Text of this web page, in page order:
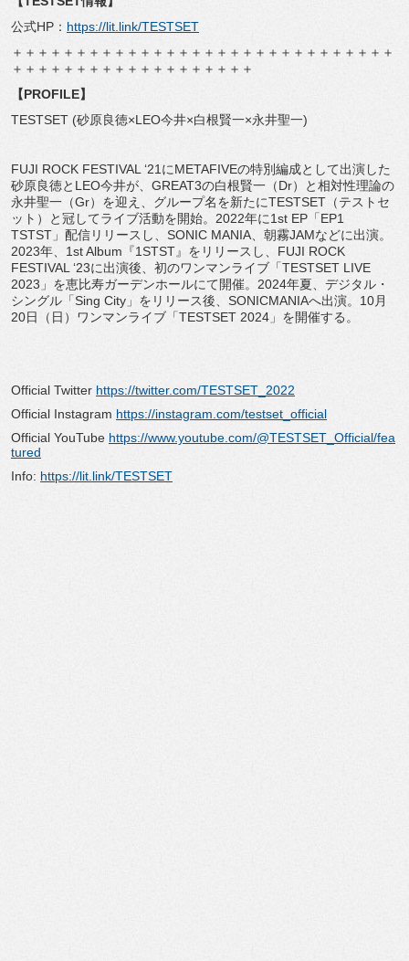
公式HP： https://lit.link/TESTSET
＋＋＋＋＋＋＋＋＋＋＋＋＋＋＋＋＋＋＋＋＋＋＋＋＋＋＋＋＋＋
＋＋＋＋＋＋＋＋＋＋＋＋＋＋＋＋＋＋＋
【PROFILE】
TESTSET (砂原良徳×LEO今井×白根賢一×永井聖一)
FUJI ROCK FESTIVAL ‘21にMETAFIVEの特別編成として出演した
砂原良徳とLEO今井が、GREAT3の白根賢一（Dr）と相対性理論の
永井聖一（Gr）を迎え、グループ名を新たにTESTSET（テストセ
ット）と冠してライブ活動を開始。2022年に1st EP「EP1
TSTST」配信リリースし、SONIC MANIA、朝霧JAMなどに出演。
2023年、1st Album『1STST』をリリースし、FUJI ROCK
FESTIVAL ‘23に出演後、初のワンマンライブ「TESTSET LIVE
2023」を恵比寿ガーデンホールにて開催。2024年夏、デジタル・
シングル「Sing City」をリリース後、SONICMANIAへ出演。10月
20日（日）ワンマンライブ「TESTSET 2024」を開催する。
Official Twitter https://twitter.com/TESTSET_2022
Official Instagram https://instagram.com/testset_official
Official YouTube https://www.youtube.com/@TESTSET_Official/fea
tured
Info: https://lit.link/TESTSET